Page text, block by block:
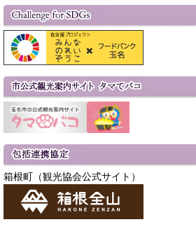
箱根町（観光協会公式サイト）